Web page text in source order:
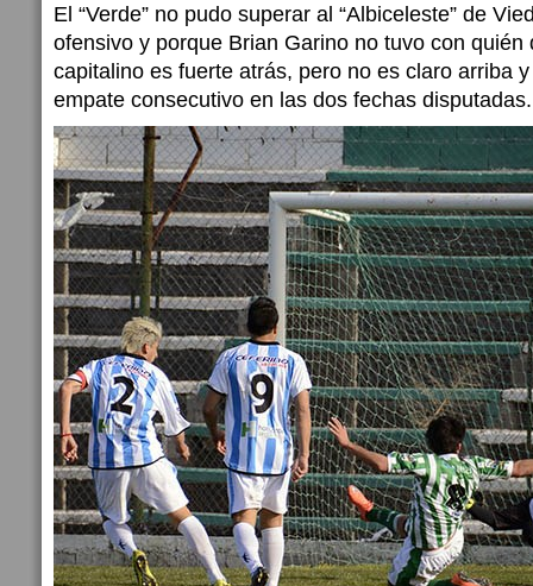
El “Verde” no pudo superar al “Albiceleste” de
ofensivo y porque Brian Garino no tuvo con quién
capitalino es fuerte atrás, pero no es claro arriba
empate consecutivo en las dos fechas disputadas.